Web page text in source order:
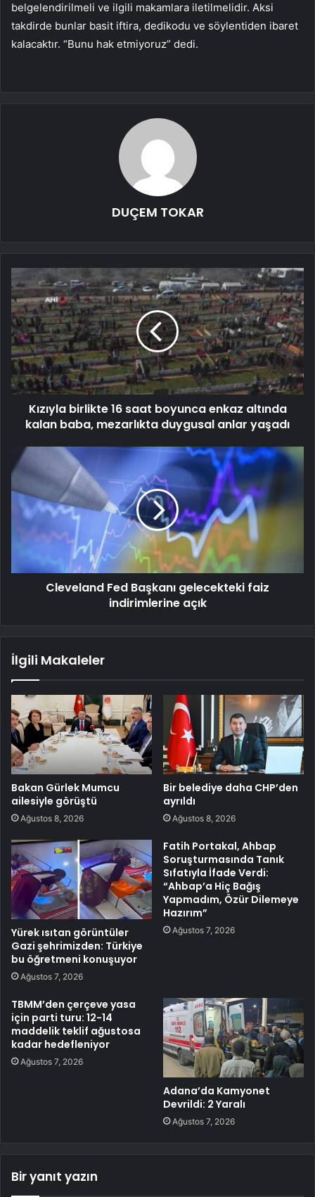
belgelendirilmeli ve ilgili makamlara iletilmelidir. Aksi
takdirde bunlar basit iftira, dedikodu ve söylentiden ibaret
kalacaktır. “Bunu hak etmiyoruz” dedi.
DUÇEM TOKAR
Kızıyla birlikte 16 saat boyunca enkaz altında
kalan baba, mezarlıkta duygusal anlar yaşadı
Cleveland Fed Başkanı gelecekteki faiz
indirimlerine açık
İlgili Makaleler
Bakan Gürlek Mumcu
ailesiyle görüştü
Ağustos 8, 2026
Bir belediye daha CHP’den
ayrıldı
Ağustos 8, 2026
Yürek ısıtan görüntüler
Gazi şehrimizden: Türkiye
bu öğretmeni konuşuyor
Ağustos 7, 2026
Fatih Portakal, Ahbap
Soruşturmasında Tanık
Sıfatıyla İfade Verdi:
“Ahbap’a Hiç Bağış
Yapmadım, Özür Dilemeye
Hazırım”
Ağustos 7, 2026
TBMM’den çerçeve yasa
için parti turu: 12-14
maddelik teklif ağustosa
kadar hedefleniyor
Ağustos 7, 2026
Adana’da Kamyonet
Devrildi: 2 Yaralı
Ağustos 7, 2026
Bir yanıt yazın